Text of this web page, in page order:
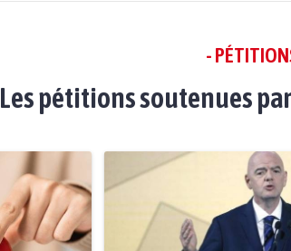
-
Les pétitions soutenues